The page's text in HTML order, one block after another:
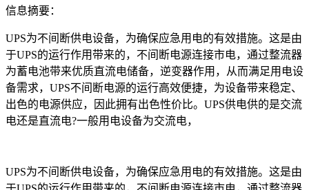
信息摘要：
UPS为不间断供电设备，为确保应急用电的有效措施。这是由
于UPS的运行作用带来的，不间断电源连接市电，通过整流器
为蓄电池带来优质直流电储备，逆变器作用，从而满足用电设
备需求，UPS不间断电源的运行高效便捷，为设备带来稳定、
出色的电源供应，因此拥有出色性价比。UPS供电供的是交流
电还是直流电?一般用电设备为交流电，
UPS为不间断供电设备，为确保应急用电的有效措施。这是由